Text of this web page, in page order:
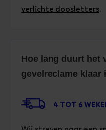
verlichte doosletters.
Hoe lang duurt het
gevelreclame klaar
4 TOT 6